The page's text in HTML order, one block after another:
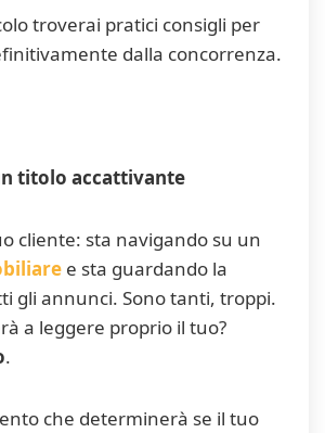
troverai pratici consigli per
dalla concorrenza.
titolo accattivante
cliente: sta navigando su un
e sta guardando la
gli annunci. Sono tanti, troppi.
a leggere proprio il tuo?
.
che determinerà se il tuo